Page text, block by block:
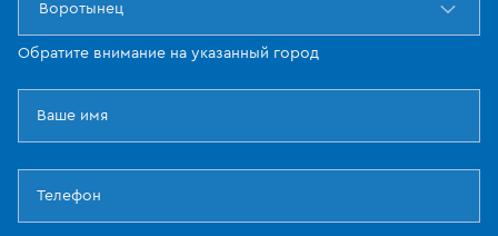
Воротынец
Обратите внимание на указанный город